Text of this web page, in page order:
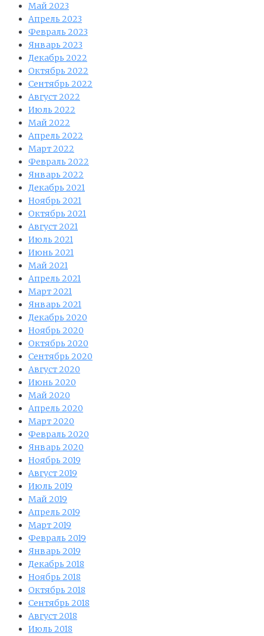
Май 2023
Апрель 2023
Февраль 2023
Январь 2023
Декабрь 2022
Октябрь 2022
Сентябрь 2022
Август 2022
Июль 2022
Май 2022
Апрель 2022
Март 2022
Февраль 2022
Январь 2022
Декабрь 2021
Ноябрь 2021
Октябрь 2021
Август 2021
Июль 2021
Июнь 2021
Май 2021
Апрель 2021
Март 2021
Январь 2021
Декабрь 2020
Ноябрь 2020
Октябрь 2020
Сентябрь 2020
Август 2020
Июнь 2020
Май 2020
Апрель 2020
Март 2020
Февраль 2020
Январь 2020
Ноябрь 2019
Август 2019
Июль 2019
Май 2019
Апрель 2019
Март 2019
Февраль 2019
Январь 2019
Декабрь 2018
Ноябрь 2018
Октябрь 2018
Сентябрь 2018
Август 2018
Июль 2018